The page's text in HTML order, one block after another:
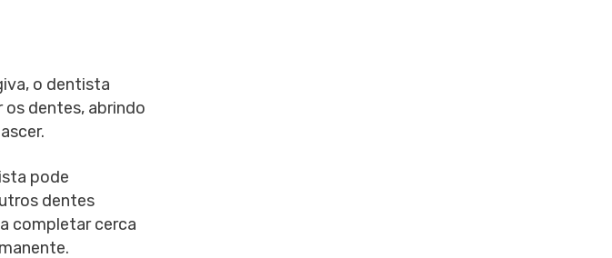
o dentista
dentes, abrindo
pode
dentes
completar cerca